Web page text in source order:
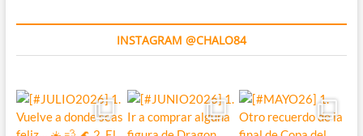
INSTAGRAM @CHALO84